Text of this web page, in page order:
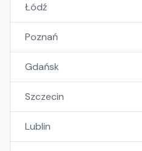
Łódź
Poznań
Gdańsk
Szczecin
Lublin